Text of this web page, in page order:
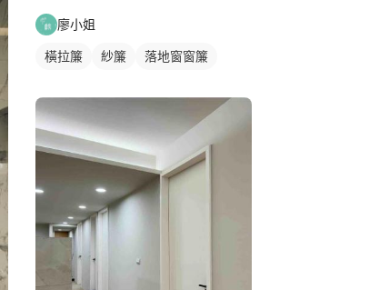
廖小姐
橫拉簾 紗簾 落地窗窗簾